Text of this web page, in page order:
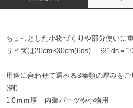
ちょっとした小物づくりや部分使いに
サイズは20cm×30cm(6ds) ※1ds＝
用途に合わせて選べる3種類の厚みをご
(例)
1.0ｍｍ厚 内装パーツや小物用